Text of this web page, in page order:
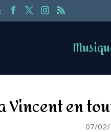
Vincent en
07/